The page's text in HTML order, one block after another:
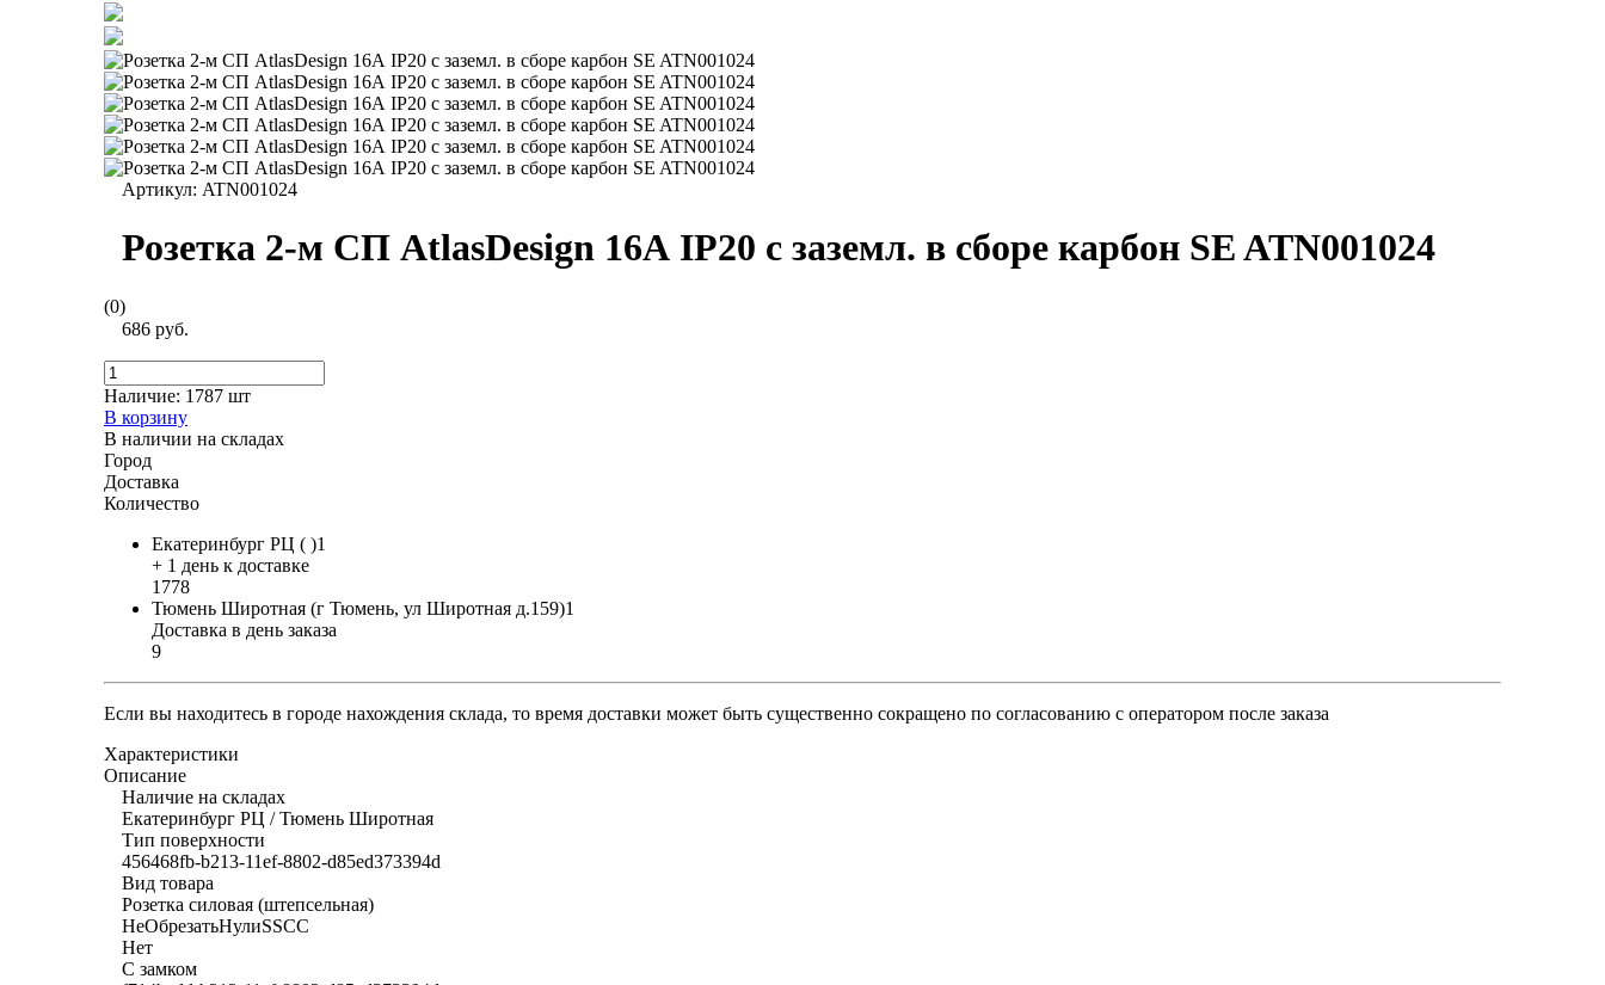
Артикул: ATN001024
Розетка 2-м СП AtlasDesign 16А IP20 с заземл. в сборе карбон SE ATN001024
(0)
686 руб.
Наличие: 1787 шт
В корзину
В наличии на складах
Город
Доставка
Количество
Екатеринбург РЦ ( )1
+ 1 день к доставке
1778
Тюмень Широтная (г Тюмень, ул Широтная д.159)1
Доставка в день заказа
9
Если вы находитесь в городе нахождения склада, то время доставки может быть существенно сокращено по согласованию с оператором после заказа
Характеристики
Описание
Наличие на складах
Екатеринбург РЦ / Тюмень Широтная
Тип поверхности
456468fb-b213-11ef-8802-d85ed373394d
Вид товара
Розетка силовая (штепсельная)
НеОбрезатьНулиSSCC
Нет
С замком